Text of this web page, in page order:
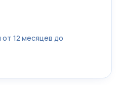
12 месяцев до